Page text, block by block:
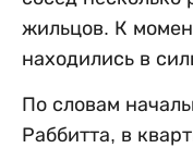
жильцов. К
находились в
По словам
Раббитта, в